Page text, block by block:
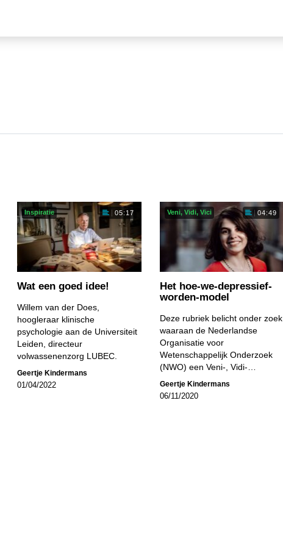
Inspiratie 05:17
Wat een goed idee!
Willem van der Does,
hoogleraar klinische
psychologie aan de Universiteit
Leiden, directeur
volwassenenzorg LUBEC.
Geertje Kindermans
01/04/2022
Veni, Vidi, Vici 04:49
Het hoe-we-depressief-
worden-model
Deze rubriek belicht onder zoek
waaraan de Nederlandse
Organisatie voor
Wetenschappelijk Onderzoek
(NWO) een Veni-, Vidi-…
Geertje Kindermans
06/11/2020